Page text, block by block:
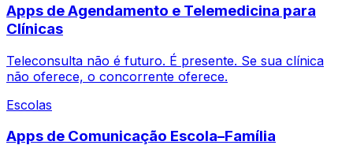
Apps de Agendamento e Telemedicina para
Clínicas
Teleconsulta não é futuro. É presente. Se sua clínica
não oferece, o concorrente oferece.
Escolas
Apps de Comunicação Escola–Família